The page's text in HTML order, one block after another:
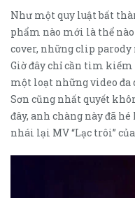
Như một quy luật bất
phẩm nào mới là thể
cover, những clip
Giờ đây chỉ cần tìm kiếm
một loạt những video đa
Sơn cũng nhất quyết
đây, anh chàng này đã
nhái lại MV “Lạc trôi”